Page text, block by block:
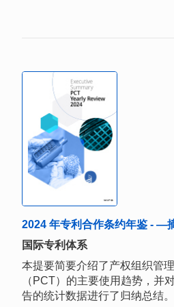
2024 年专利合作条约年鉴 - —
国际专利体系
本提要简要介绍了产权组织管
（PCT）的主要使用趋势，并
告的统计数据进行了归纳总结。